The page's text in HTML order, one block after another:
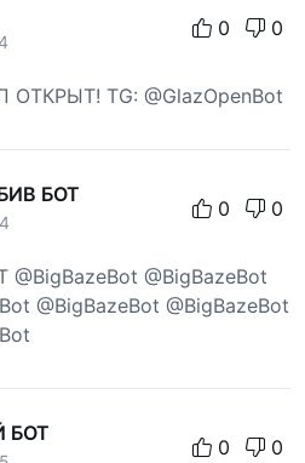
0 0
TG: @GlazOpenBot
БОТ
0 0
@BigBazeBot
@BigBazeBot @BigBazeBot
БОТ
0 0